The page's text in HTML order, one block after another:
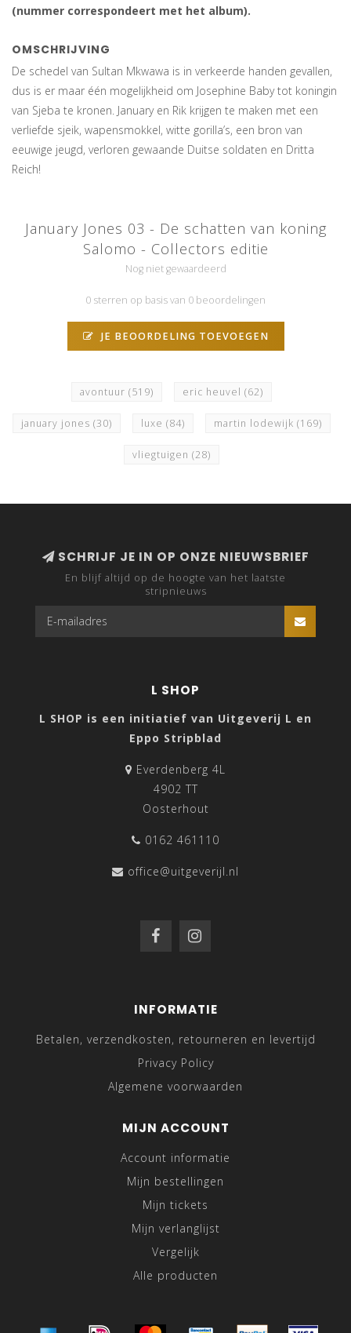
(nummer correspondeert met het album).
OMSCHRIJVING
De schedel van Sultan Mkwawa is in verkeerde handen gevallen,
dus is er maar één mogelijkheid om Josephine Baby tot koningin
van Sjeba te kronen. January en Rik krijgen te maken met een
verliefde sjeik, wapensmokkel, witte gorilla’s, een bron van
eeuwige jeugd, verloren gewaande Duitse soldaten en Dritta
Reich!
January Jones 03 - De schatten van koning
Salomo - Collectors editie
Nog niet gewaardeerd
0 sterren op basis van 0 beoordelingen
JE BEOORDELING TOEVOEGEN
avontuur (519) eric heuvel (62)
january jones (30) luxe (84) martin lodewijk (169)
vliegtuigen (28)
SCHRIJF JE IN OP ONZE NIEUWSBRIEF
En blijf altijd op de hoogte van het laatste
stripnieuws
L SHOP
L SHOP is een initiatief van Uitgeverij L en
Eppo Stripblad
Everdenberg 4L
4902 TT
Oosterhout
0162 461110
office@uitgeverijl.nl
INFORMATIE
Betalen, verzendkosten, retourneren en levertijd
Privacy Policy
Algemene voorwaarden
MIJN ACCOUNT
Account informatie
Mijn bestellingen
Mijn tickets
Mijn verlanglijst
Vergelijk
Alle producten